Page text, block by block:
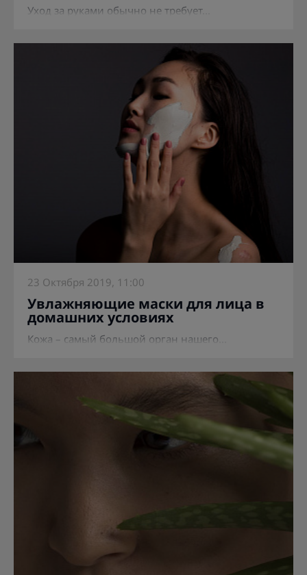
Уход за руками обычно не требует...
23 Октября 2019, 11:00
Увлажняющие маски для лица в
домашних условиях
Кожа – самый большой орган нашего...